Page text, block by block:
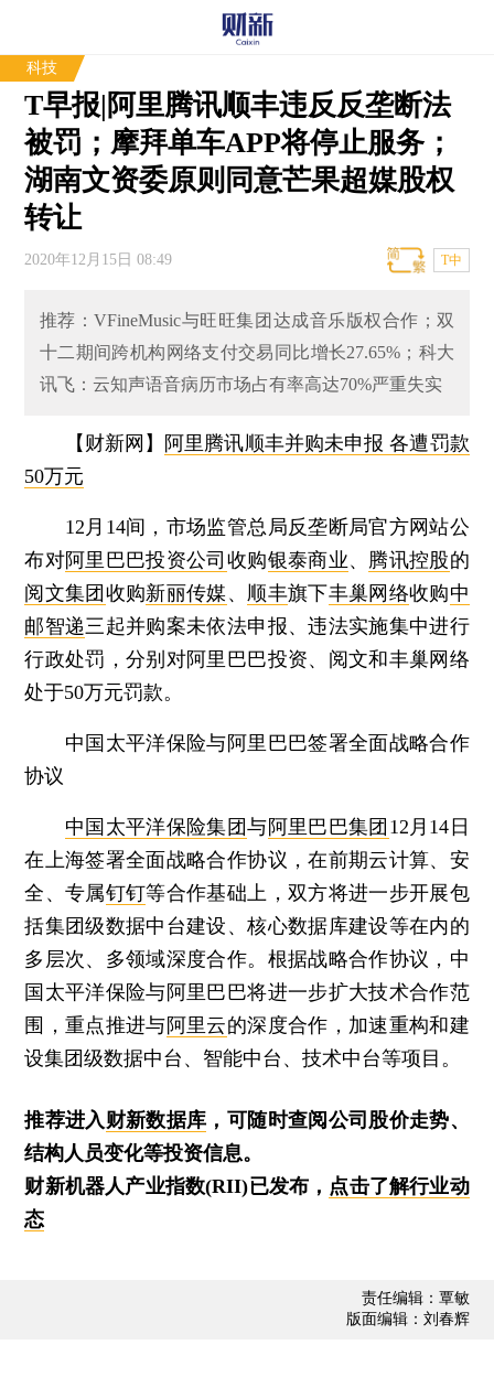
科技
T早报|阿里腾讯顺丰违反反垄断法
被罚；摩拜单车APP将停止服务；
湖南文资委原则同意芒果超媒股权
转让
2020年12月15日 08:49 T中
推荐：VFineMusic与旺旺集团达成音乐版权合作；双
十二期间跨机构网络支付交易同比增长27.65%；科大
讯飞：云知声语音病历市场占有率高达70%严重失实
【财新网】 阿里腾讯顺丰并购未申报 各遭罚款
50万元
12月14间，市场监管总局反垄断局官方网站公
布对阿里巴巴投资公司 收购银泰商业、 腾讯控股的
阅文集团 收购新丽传媒 、 顺丰旗下丰巢网络收购中
邮智递三起并购案未依法申报、违法实施集中进行
行政处罚，分别对阿里巴巴投资、阅文和丰巢网络
处于50万元罚款。
中国太平洋保险与阿里巴巴签署全面战略合作
协议
中国太平洋保险集团与阿里巴巴集团 12月14日
在上海签署全面战略合作协议，在前期云计算、安
全、专属钉钉等合作基础上，双方将进一步开展包
括集团级数据中台建设、核心数据库建设等在内的
多层次、多领域深度合作。根据战略合作协议，中
国太平洋保险与阿里巴巴将进一步扩大技术合作范
围，重点推进与阿里云的深度合作，加速重构和建
设集团级数据中台、智能中台、技术中台等项目。
推荐进入 财新数据库 ，可随时查阅公司股价走势、
结构人员变化等投资信息。
财新机器人产业指数(RII)已发布， 点击了解行业动
态
责任编辑：覃敏
版面编辑：刘春辉